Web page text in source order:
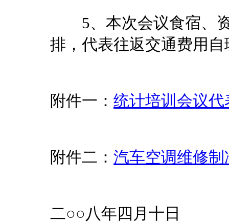
5、本次会议食宿、资
排，代表往返交通费用自
附件一： 统计培训会议
附件二： 汽车空调维修
二○○八年四月十日